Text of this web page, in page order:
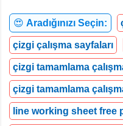
😍 Aradığınızı Seçin:
çizgi çalışma sayfaları
çizgi tamamlama
çizgi tamamlama
line working sheet free